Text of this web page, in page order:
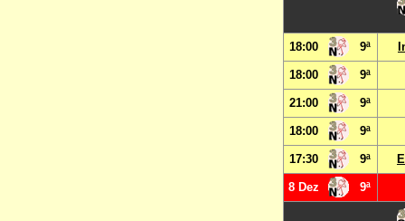
18:00 9ª
18:00 9ª
21:00 9ª
18:00 9ª
17:30 9ª
8 Dez 9ª